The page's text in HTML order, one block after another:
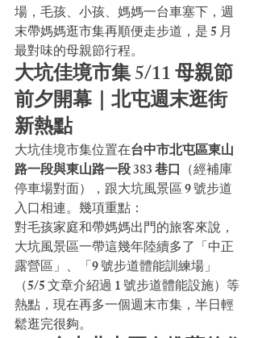
場，毛孩、小孩、媽媽一台車塞下，週
末帶媽媽逛市集再順便走步道，是 5 月
最對味的母親節行程。
大坑佳境市集 5/11 母親節
前夕開幕｜北屯週末逛街
新熱點
大坑佳境市集位置在台中市北屯區東山
路一段與東山路一段 383 巷口 （經補庫
停車場對面），跟大坑風景區 9 號步道
入口相連。幾項重點：
對毛孩家庭和帶媽媽出門的旅客來說，
大坑風景區一帶這幾年陸續多了「中正
露營區」、「9 號步道體能訓練場」
（5/5 文章介紹過 1 號步道體能設施）等
熱點，現在再多一個週末市集，半日輕
鬆逛完很夠。